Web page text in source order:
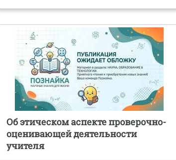
Об этическом аспекте проверочно-
оценивающей деятельности
учителя